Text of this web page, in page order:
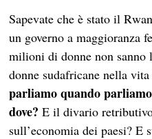
Sapevate che è stato il
un governo a maggioranza
milioni di donne non sanno
donne sudafricane nella
parliamo quando
dove? E il divario
sull’economia dei paesi? E